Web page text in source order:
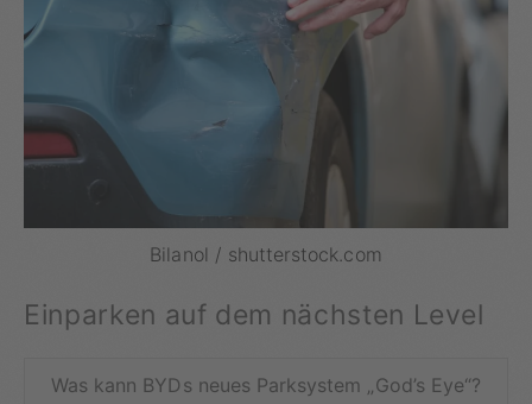
Bilanol / shutterstock.com
Einparken auf dem nächsten Level
Was kann BYDs neues Parksystem „God’s Eye“?